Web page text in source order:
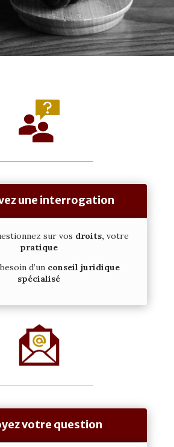
une interrogation
sur vos droits, votre
pratique
d’un conseil juridique
spécialisé
votre question